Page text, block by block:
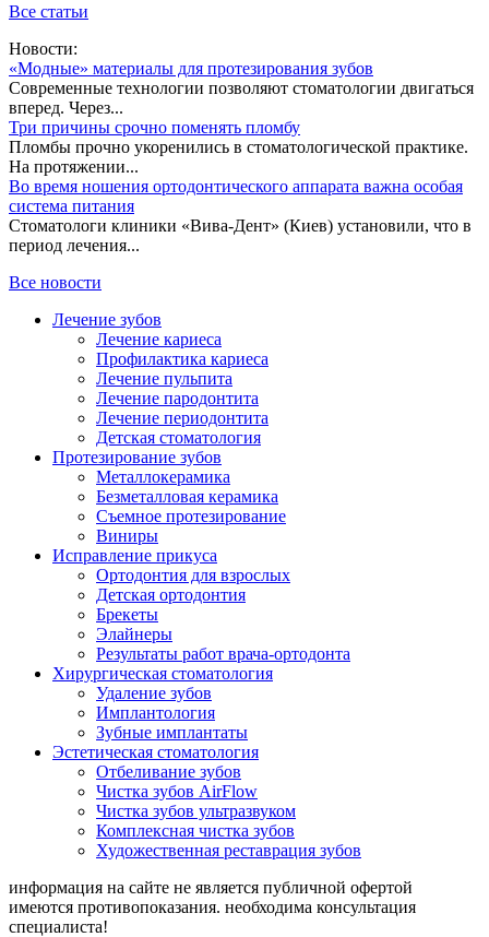
Все статьи
Новости:
«Модные» материалы для протезирования зубов
Современные технологии позволяют стоматологии двигаться
вперед. Через...
Три причины срочно поменять пломбу
Пломбы прочно укоренились в стоматологической практике.
На протяжении...
Во время ношения ортодонтического аппарата важна особая
система питания
Стоматологи клиники «Вива-Дент» (Киев) установили, что в
период лечения...
Все новости
Лечение зубов
Лечение кариеса
Профилактика кариеса
Лечение пульпита
Лечение пародонтита
Лечение периодонтита
Детская стоматология
Протезирование зубов
Металлокерамика
Безметалловая керамика
Съемное протезирование
Виниры
Исправление прикуса
Ортодонтия для взрослых
Детская ортодонтия
Брекеты
Элайнеры
Результаты работ врача-ортодонта
Хирургическая стоматология
Удаление зубов
Имплантология
Зубные имплантаты
Эстетическая стоматология
Отбеливание зубов
Чистка зубов AirFlow
Чистка зубов ультразвуком
Комплексная чистка зубов
Художественная реставрация зубов
информация на сайте не является публичной офертой
имеются противопоказания. необходима консультация
специалиста!